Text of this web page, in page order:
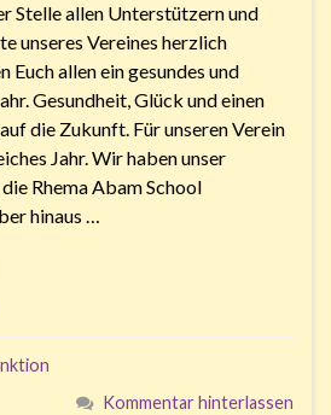
Stelle allen Unterstützern und
unseres Vereines herzlich
Euch allen ein gesundes und
Gesundheit, Glück und einen
die Zukunft. Für unseren Verein
Jahr. Wir haben unser
Rhema Abam School
hinaus …
Kommentar hinterlassen